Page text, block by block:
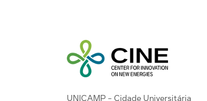
UNICAMP - Cidade Universitária